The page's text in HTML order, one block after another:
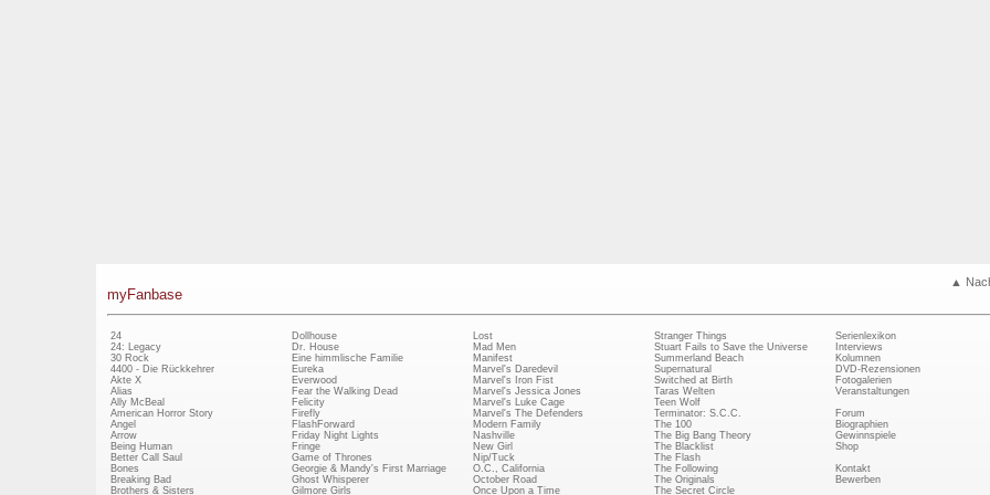
▲
myFanbase
24
24: Legacy
30 Rock
4400 - Die Rückkehrer
Akte X
Alias
Ally McBeal
American Horror Story
Angel
Arrow
Being Human
Better Call Saul
Bones
Breaking Bad
Brothers & Sisters
Dollhouse
Dr. House
Eine himmlische Familie
Eureka
Everwood
Fear the Walking Dead
Felicity
Firefly
FlashForward
Friday Night Lights
Fringe
Game of Thrones
Georgie & Mandy's First Marriage
Ghost Whisperer
Gilmore Girls
Lost
Mad Men
Manifest
Marvel's Daredevil
Marvel's Iron Fist
Marvel's Jessica Jones
Marvel's Luke Cage
Marvel's The Defenders
Modern Family
Nashville
New Girl
Nip/Tuck
O.C., California
October Road
Once Upon a Time
Stranger Things
Stuart Fails to Save the Universe
Summerland Beach
Supernatural
Switched at Birth
Taras Welten
Teen Wolf
Terminator: S.C.C.
The 100
The Big Bang Theory
The Blacklist
The Flash
The Following
The Originals
The Secret Circle
Serienlexikon
Interviews
Kolumnen
DVD-Rezensionen
Fotogalerien
Veranstaltungen
Forum
Biographien
Gewinnspiele
Shop
Kontakt
Bewerben